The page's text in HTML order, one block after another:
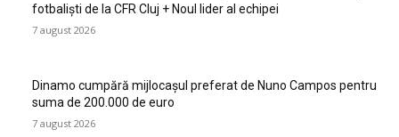
fotbaliști de la CFR Cluj + Noul lider al echipei
7 august 2026
Dinamo cumpără mijlocașul preferat de Nuno Campos pentru
suma de 200.000 de euro
7 august 2026